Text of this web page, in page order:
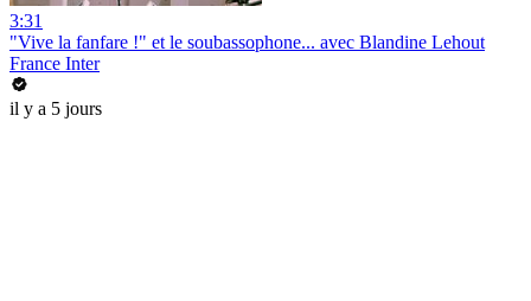
3:31
"Vive la fanfare !" et le soubassophone... avec Blandine Lehout
France Inter
il y a 5 jours